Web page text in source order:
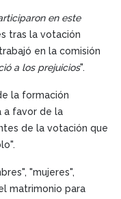
en este
tras la votación
en la comisión
a los prejuicios".
la formación
a favor de la
de la votación que
"mujeres",
matrimonio para